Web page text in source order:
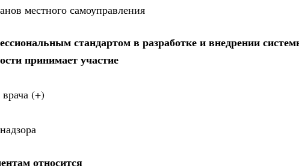
местного самоуправления
стандартом в разработке и внедрении
принимает участие
врача (+)
относится